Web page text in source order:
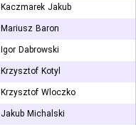
Kaczmarek Jakub
Mariusz Baron
Igor Dabrowski
Krzysztof Kotyl
Krzysztof Wloczko
Jakub Michalski